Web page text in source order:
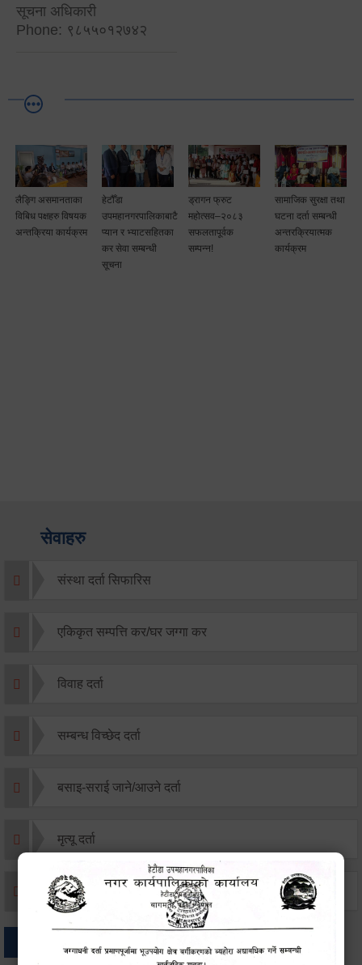
सूचना अधिकारी
Phone: ९८५५०१२७४२
लैङ्गि असमानताका
विबिध पक्षहरु विषयक
अन्तक्रिया कार्यक्रम
हेटौँडा
उपमहानगरपालिकाबाटै
प्यान र भ्याटसहितका
कर सेवा सम्बन्धी
सूचना
ड्रागन फ्रुट
महोत्सव–२०८३
सफलतापूर्वक
सम्पन्न!
सामाजिक सुरक्षा तथा
घटना दर्ता सम्बन्धी
अन्तरक्रियात्मक
कार्यक्रम
सेवाहरु
संस्था दर्ता सिफारिस
एकिकृत सम्पत्ति कर/घर जग्गा कर
विवाह दर्ता
सम्बन्ध विच्छेद दर्ता
बसाइ-सराई जाने/आउने दर्ता
मृत्यू दर्ता
जन्म दर्ता